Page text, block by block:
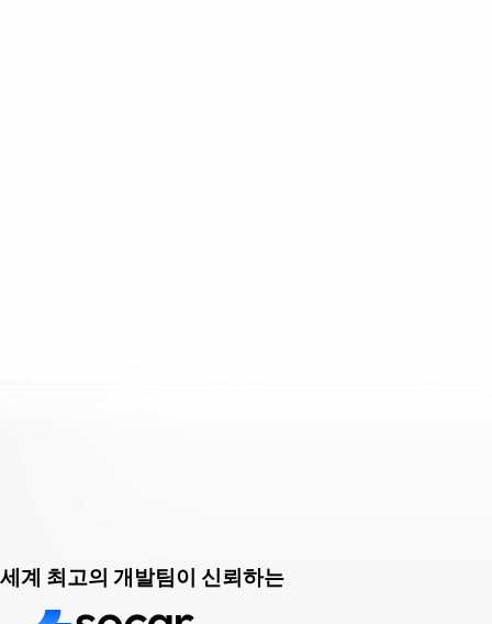
세계 최고의 개발팀이 신뢰하는